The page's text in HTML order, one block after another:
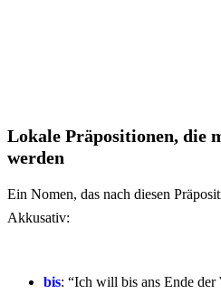
Lokale Präpositionen, die
werden
Ein Nomen, das nach diesen
Akkusativ:
bis: “Ich will bis ans Ende der